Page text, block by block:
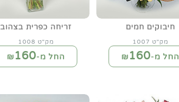
חיבוקים חמים
מק"ט 1007
החל מ-₪160
זריחה כפרית בצהוב
מק"ט 1008
החל מ-₪160